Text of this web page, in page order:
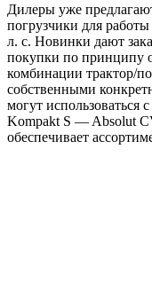
Дилеры уже
погрузчики для
л. с. Новинки дают
покупки по принципу
комбинации трактор/
собственными
могут использоваться
Kompakt S — Absolut
обеспечивает